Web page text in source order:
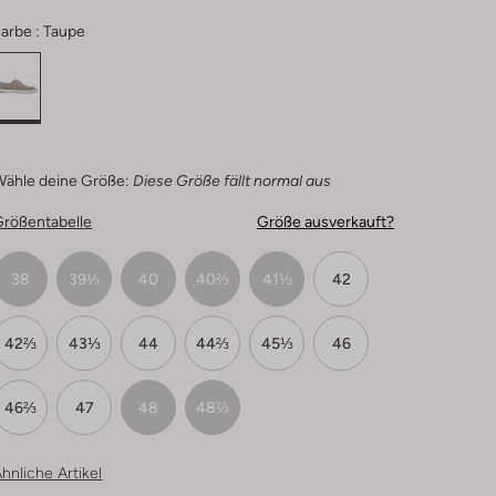
: Taupe
deine Größe: Diese Größe fällt normal aus
Größe ausverkauft?
38 39⅓ 40 40⅔ 41⅓ 42
42⅔ 43⅓ 44 44⅔ 45⅓ 46
46⅔ 47 48 48⅔
Artikel